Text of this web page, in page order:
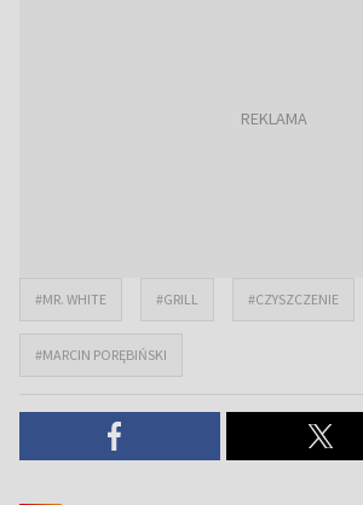
#MR. WHITE #GRILL #CZYSZCZENIE
#MARCIN PORĘBIŃSKI